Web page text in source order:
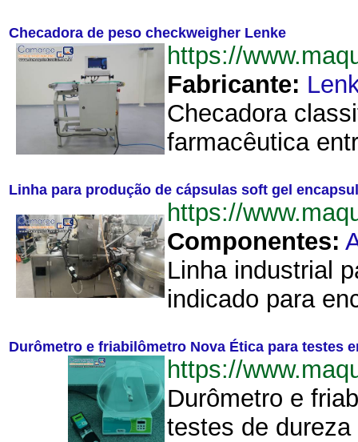
Checadora de peso checkweigher Lenke
https://
Fabricante:
Checadora
farmacêutica
Linha para produção de cápsulas soft gel
https://
Componentes:
Linha industrial
indicado para
Durômetro e friabilômetro Nova Ética para testes
https://
Durômetro e
testes de